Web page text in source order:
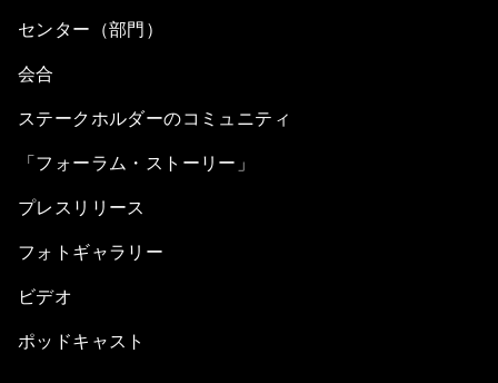
センター（部門）
会合
ステークホルダーのコミュニティ
「フォーラム・ストーリー」
プレスリリース
フォトギャラリー
ビデオ
ポッドキャスト